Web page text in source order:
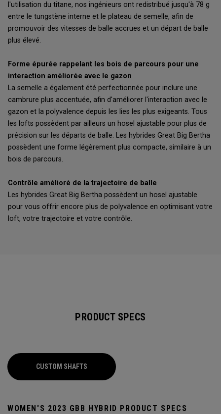
l'utilisation du titane, nos ingénieurs ont redistribué jusqu'à 78 g
entre le tungstène interne et le plateau de semelle, afin de
promouvoir des vitesses de balle accrues et un départ de balle
plus élevé.
Forme épurée rappelant les bois de parcours pour une
interaction améliorée avec le gazon
La semelle a également été perfectionnée pour inclure une
cambrure plus accentuée, afin d'améliorer l'interaction avec le
gazon et la polyvalence depuis les lies les plus exigeants. Tous
les lofts possèdent par ailleurs un hosel ajustable pour plus de
précision sur les départs de balle. Les hybrides Great Big Bertha
possèdent une forme légèrement plus compacte, similaire à un
bois de parcours.
Contrôle amélioré de la trajectoire de balle
Les hybrides Great Big Bertha possèdent un hosel ajustable
pour vous offrir encore plus de polyvalence en optimisant votre
loft, votre trajectoire et votre contrôle.
PRODUCT SPECS
CUSTOM SHAFTS
WOMEN'S 2023 GBB HYBRID PRODUCT SPECS